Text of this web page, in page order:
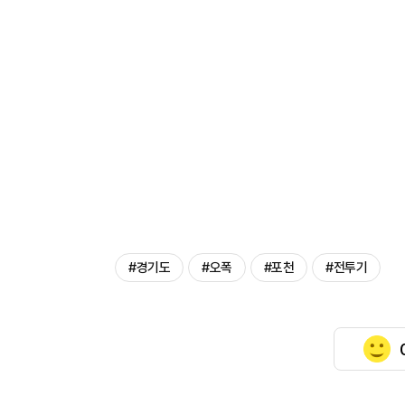
#경기도 #오폭 #포천 #전투기